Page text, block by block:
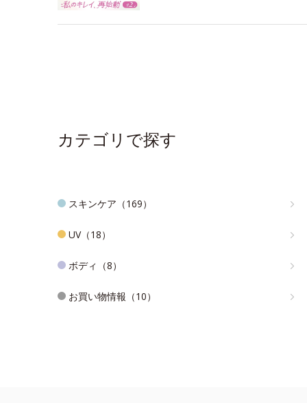
カテゴリで探す
スキンケア（169）
UV（18）
ボディ（8）
お買い物情報（10）